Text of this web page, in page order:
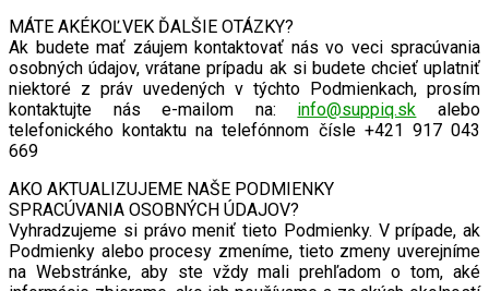
MÁTE AKÉKOĽVEK ĎALŠIE OTÁZKY?
Ak budete mať záujem kontaktovať nás vo veci spracúvania
osobných údajov, vrátane prípadu ak si budete chcieť uplatniť
niektoré z práv uvedených v týchto Podmienkach, prosím
kontaktujte nás e-mailom na: info@suppiq.sk alebo
telefonického kontaktu na telefónnom čísle +421 917 043
669
AKO AKTUALIZUJEME NAŠE PODMIENKY
SPRACÚVANIA OSOBNÝCH ÚDAJOV?
Vyhradzujeme si právo meniť tieto Podmienky. V prípade, ak
Podmienky alebo procesy zmeníme, tieto zmeny uverejníme
na Webstránke, aby ste vždy mali prehľadom o tom, aké